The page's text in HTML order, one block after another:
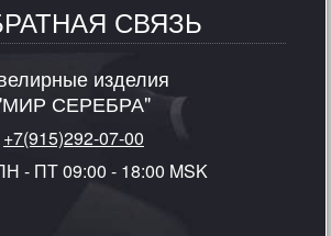
СВЯЗЬ
изделия
СЕРЕБРА"
+7(915)292-07-00
- ПТ 09:00 - 18:00 MSK